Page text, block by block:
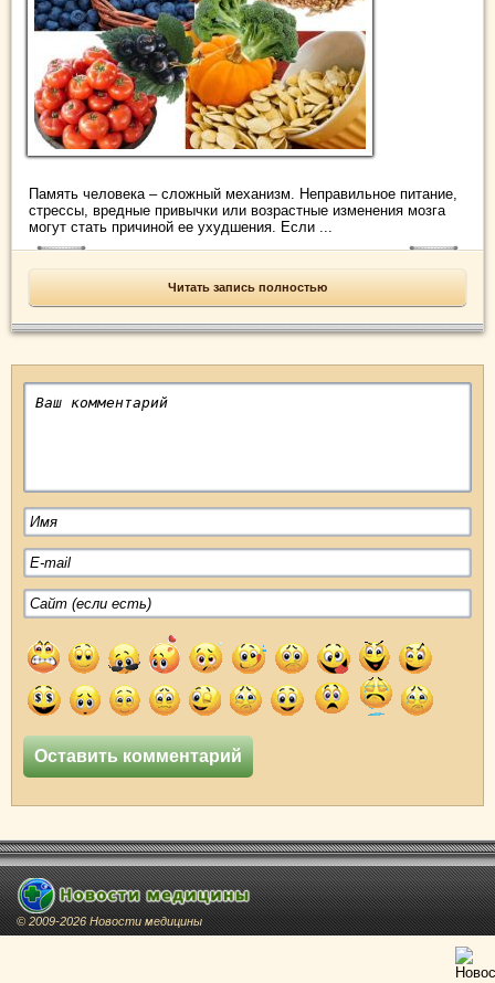
Память человека – сложный механизм. Неправильное питание,
стрессы, вредные привычки или возрастные изменения мозга
могут стать причиной ее ухудшения. Если ...
Читать запись полностью
© 2009-2026 Новости медицины